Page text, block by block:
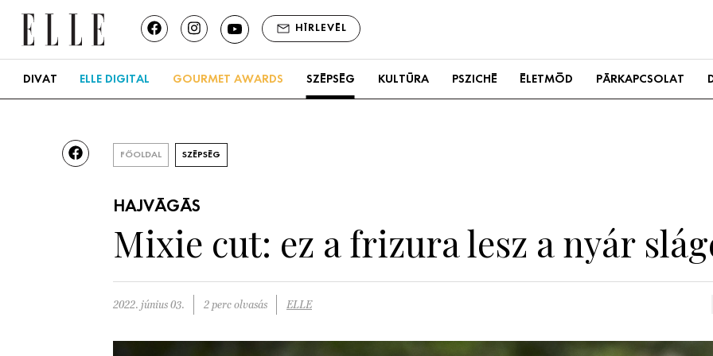
HÍRLEVÉL
DIVAT ELLE DIGITAL GOURMET AWARDS SZÉPSÉG KULTÚRA PSZICHÉ ÉLETMÓD PÁRKAPCSOLAT
FŐOLDAL SZÉPSÉG
HAJVÁGÁS
Mixie cut: ez a frizura lesz a nyár
2022. június 03. 2 perc olvasás ELLE